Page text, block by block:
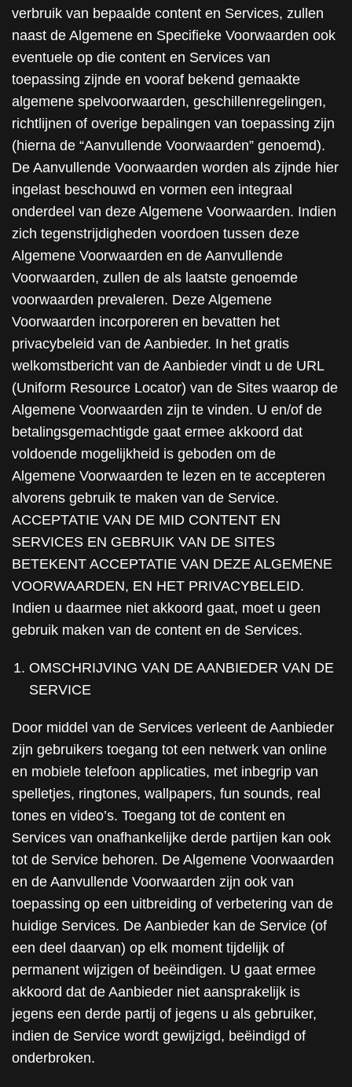
verbruik van bepaalde content en Services, zullen
naast de Algemene en Specifieke Voorwaarden ook
eventuele op die content en Services van
toepassing zijnde en vooraf bekend gemaakte
algemene spelvoorwaarden, geschillenregelingen,
richtlijnen of overige bepalingen van toepassing zijn
(hierna de “Aanvullende Voorwaarden” genoemd).
De Aanvullende Voorwaarden worden als zijnde hier
ingelast beschouwd en vormen een integraal
onderdeel van deze Algemene Voorwaarden. Indien
zich tegenstrijdigheden voordoen tussen deze
Algemene Voorwaarden en de Aanvullende
Voorwaarden, zullen de als laatste genoemde
voorwaarden prevaleren. Deze Algemene
Voorwaarden incorporeren en bevatten het
privacybeleid van de Aanbieder. In het gratis
welkomstbericht van de Aanbieder vindt u de URL
(Uniform Resource Locator) van de Sites waarop de
Algemene Voorwaarden zijn te vinden. U en/of de
betalingsgemachtigde gaat ermee akkoord dat
voldoende mogelijkheid is geboden om de
Algemene Voorwaarden te lezen en te accepteren
alvorens gebruik te maken van de Service.
ACCEPTATIE VAN DE MID CONTENT EN
SERVICES EN GEBRUIK VAN DE SITES
BETEKENT ACCEPTATIE VAN DEZE ALGEMENE
VOORWAARDEN, EN HET PRIVACYBELEID.
Indien u daarmee niet akkoord gaat, moet u geen
gebruik maken van de content en de Services.
OMSCHRIJVING VAN DE AANBIEDER VAN DE
SERVICE
Door middel van de Services verleent de Aanbieder
zijn gebruikers toegang tot een netwerk van online
en mobiele telefoon applicaties, met inbegrip van
spelletjes, ringtones, wallpapers, fun sounds, real
tones en video’s. Toegang tot de content en
Services van onafhankelijke derde partijen kan ook
tot de Service behoren. De Algemene Voorwaarden
en de Aanvullende Voorwaarden zijn ook van
toepassing op een uitbreiding of verbetering van de
huidige Services. De Aanbieder kan de Service (of
een deel daarvan) op elk moment tijdelijk of
permanent wijzigen of beëindigen. U gaat ermee
akkoord dat de Aanbieder niet aansprakelijk is
jegens een derde partij of jegens u als gebruiker,
indien de Service wordt gewijzigd, beëindigd of
onderbroken.